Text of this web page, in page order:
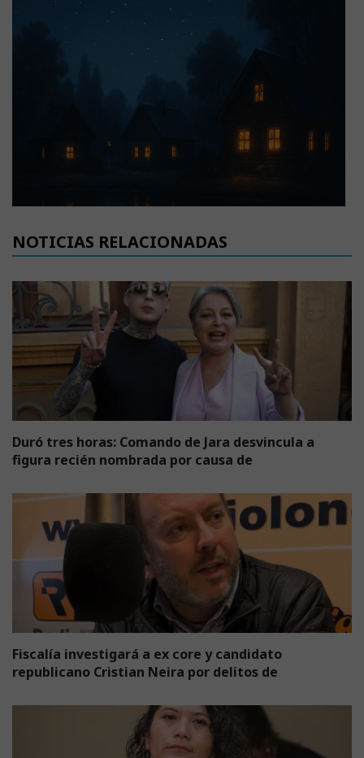
NOTICIAS RELACIONADAS
Duró tres horas: Comando de Jara desvincula a
figura recién nombrada por causa de
Fiscalía investigará a ex core y candidato
republicano Cristian Neira por delitos de